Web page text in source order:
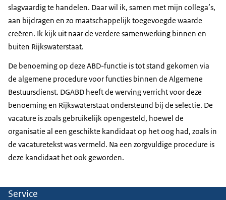
slagvaardig te handelen. Daar wil ik, samen met mijn collega’s,
aan bijdragen en zo maatschappelijk toegevoegde waarde
creëren. Ik kijk uit naar de verdere samenwerking binnen en
buiten Rijkswaterstaat.
De benoeming op deze ABD-functie is tot stand gekomen via
de algemene procedure voor functies binnen de Algemene
Bestuursdienst. DGABD heeft de werving verricht voor deze
benoeming en Rijkswaterstaat ondersteund bij de selectie. De
vacature is zoals gebruikelijk opengesteld, hoewel de
organisatie al een geschikte kandidaat op het oog had, zoals in
de vacaturetekst was vermeld. Na een zorgvuldige procedure is
deze kandidaat het ook geworden.
Service